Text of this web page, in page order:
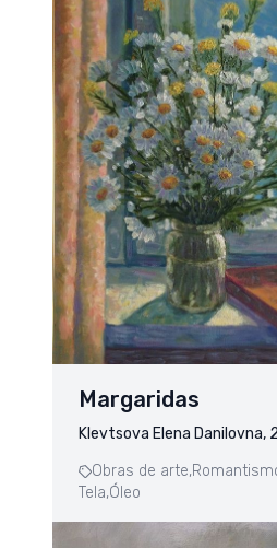
Margaridas
Klevtsova Elena Danilovna,
Obras de arte,
Tela,Óleo